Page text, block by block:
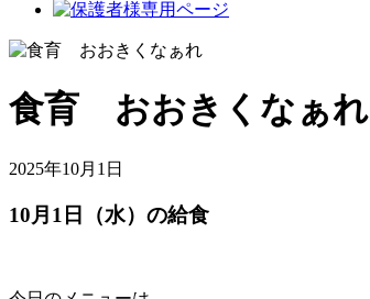
食育 おおきくなぁれ
2025年10月1日
10月1日（水）の給食